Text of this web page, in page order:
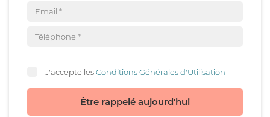
J'accepte lesConditions Générales d'Utilisation
Être rappelé aujourd'hui